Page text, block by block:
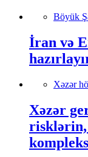
Böyük
İran və
Xəzər
Xəzər